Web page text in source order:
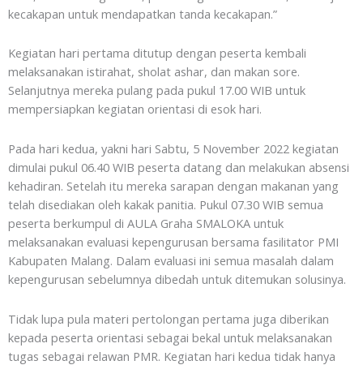
kecakapan untuk mendapatkan tanda kecakapan.”
Kegiatan hari pertama ditutup dengan peserta kembali
melaksanakan istirahat, sholat ashar, dan makan sore.
Selanjutnya mereka pulang pada pukul 17.00 WIB untuk
mempersiapkan kegiatan orientasi di esok hari.
Pada hari kedua, yakni hari Sabtu, 5 November 2022 kegiatan
dimulai pukul 06.40 WIB peserta datang dan melakukan absensi
kehadiran. Setelah itu mereka sarapan dengan makanan yang
telah disediakan oleh kakak panitia. Pukul 07.30 WIB semua
peserta berkumpul di AULA Graha SMALOKA untuk
melaksanakan evaluasi kepengurusan bersama fasilitator PMI
Kabupaten Malang. Dalam evaluasi ini semua masalah dalam
kepengurusan sebelumnya dibedah untuk ditemukan solusinya.
Tidak lupa pula materi pertolongan pertama juga diberikan
kepada peserta orientasi sebagai bekal untuk melaksanakan
tugas sebagai relawan PMR. Kegiatan hari kedua tidak hanya